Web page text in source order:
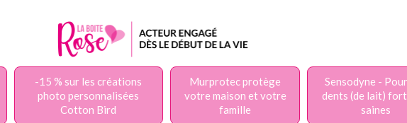
-15 % sur les créations
photo personnalisées
Cotton Bird
Murprotec protège
votre maison et votre
famille
Sensodyne -
dents (de lait)
saines